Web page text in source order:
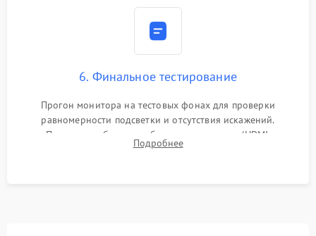
6. Финальное тестирование
Прогон монитора на тестовых фонах для проверки
равномерности подсветки и отсутствия искажений.
Проверка работоспособности всех портов (HDMI,
DisplayPort, VGA) и кнопок управления под нагрузкой в
Подробнее